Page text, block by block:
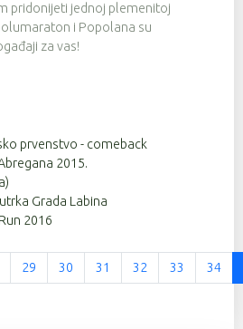
pridonijeti jednoj plemenitoj
i Popolana su
za vas!
prvenstvo - comeback
2015.
Grada Labina
2016
Stranica 35 od 37
29 30 31 32 33 34